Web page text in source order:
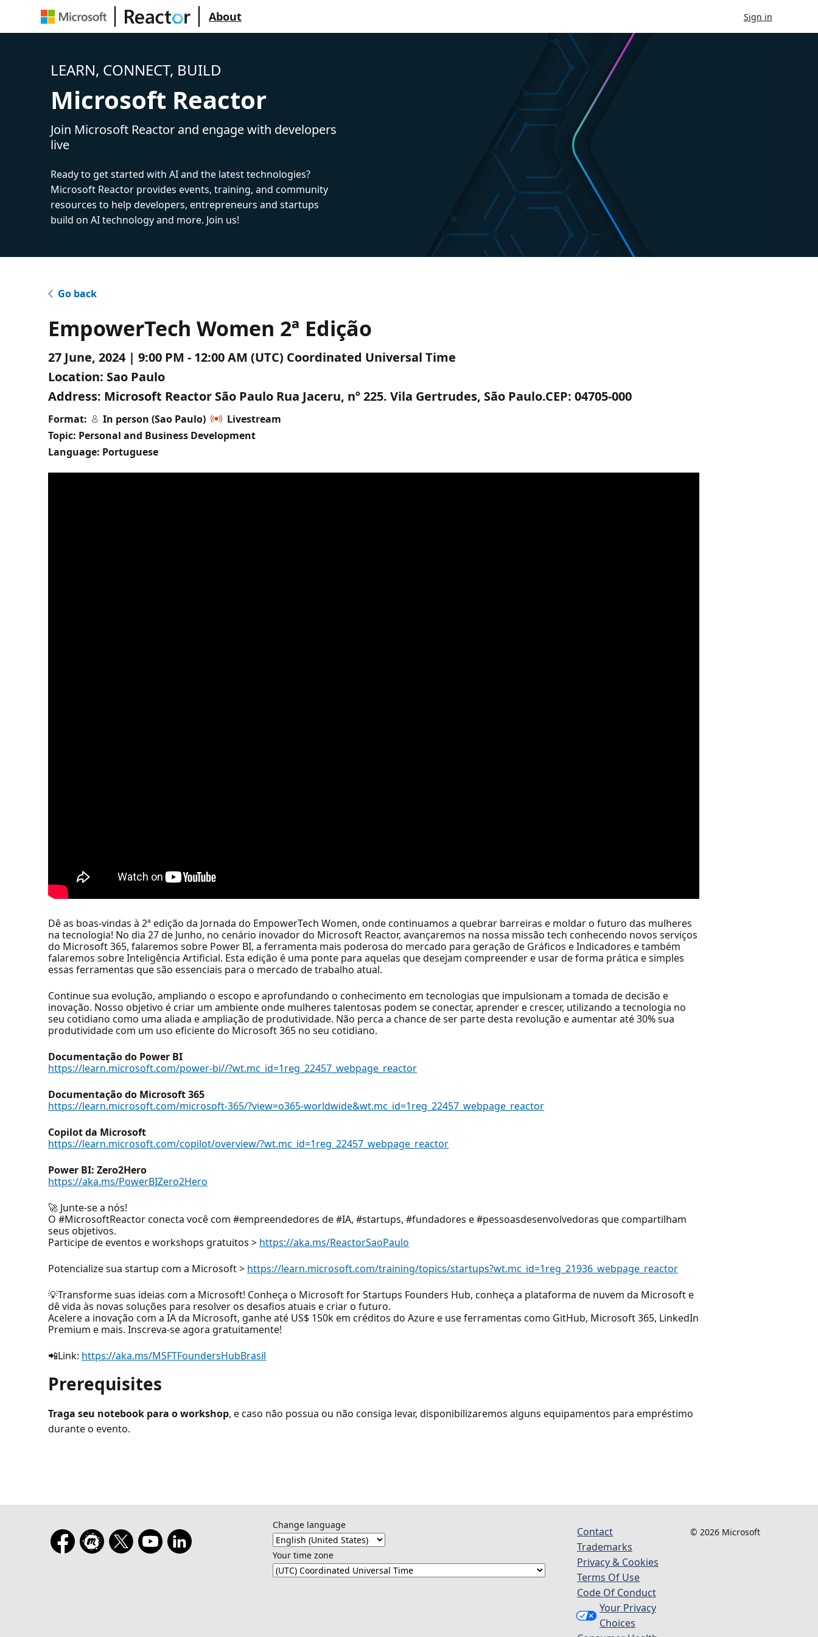
About Sign in
LEARN, CONNECT, BUILD
Microsoft Reactor
Join Microsoft Reactor and engage with developers
live
Ready to get started with AI and the latest technologies?
Microsoft Reactor provides events, training, and community
resources to help developers, entrepreneurs and startups
build on AI technology and more. Join us!
Go back
EmpowerTech Women 2ª Edição
27 June, 2024 | 9:00 PM - 12:00 AM (UTC) Coordinated Universal Time
Location: Sao Paulo
Address: Microsoft Reactor São Paulo Rua Jaceru, nº 225. Vila Gertrudes, São Paulo.CEP: 04705-000
Format: In person (Sao Paulo)
Livestream
Topic: Personal and Business Development
Language: Portuguese
Dê as boas-vindas à 2ª edição da Jornada do EmpowerTech Women, onde continuamos a quebrar barreiras e moldar o futuro das mulheres
na tecnologia! No dia 27 de Junho, no cenário inovador do Microsoft Reactor, avançaremos na nossa missão tech conhecendo novos serviços
do Microsoft 365, falaremos sobre Power BI, a ferramenta mais poderosa do mercado para geração de Gráficos e Indicadores e também
falaremos sobre Inteligência Artificial. Esta edição é uma ponte para aquelas que desejam compreender e usar de forma prática e simples
essas ferramentas que são essenciais para o mercado de trabalho atual.
Continue sua evolução, ampliando o escopo e aprofundando o conhecimento em tecnologias que impulsionam a tomada de decisão e
inovação. Nosso objetivo é criar um ambiente onde mulheres talentosas podem se conectar, aprender e crescer, utilizando a tecnologia no
seu cotidiano como uma aliada e ampliação de produtividade. Não perca a chance de ser parte desta revolução e aumentar até 30% sua
produtividade com um uso eficiente do Microsoft 365 no seu cotidiano.
Documentação do Power BI
https://learn.microsoft.com/power-bi//?wt.mc_id=1reg_22457_webpage_reactor
Documentação do Microsoft 365
https://learn.microsoft.com/microsoft-365/?view=o365-worldwide&wt.mc_id=1reg_22457_webpage_reactor
Copilot da Microsoft
https://learn.microsoft.com/copilot/overview/?wt.mc_id=1reg_22457_webpage_reactor
Power BI: Zero2Hero
https://aka.ms/PowerBIZero2Hero
🚀 Junte-se a nós!
O #MicrosoftReactor conecta você com #empreendedores de #IA, #startups, #fundadores e #pessoasdesenvolvedoras que compartilham
seus objetivos.
Participe de eventos e workshops gratuitos > https://aka.ms/ReactorSaoPaulo
Potencialize sua startup com a Microsoft > https://learn.microsoft.com/training/topics/startups?wt.mc_id=1reg_21936_webpage_reactor
💡Transforme suas ideias com a Microsoft! Conheça o Microsoft for Startups Founders Hub, conheça a plataforma de nuvem da Microsoft e
dê vida às novas soluções para resolver os desafios atuais e criar o futuro.
Acelere a inovação com a IA da Microsoft, ganhe até US$ 150k em créditos do Azure e use ferramentas como GitHub, Microsoft 365, LinkedIn
Premium e mais. Inscreva-se agora gratuitamente!
📲Link: https://aka.ms/MSFTFoundersHubBrasil
Prerequisites
Traga seu notebook para o workshop, e caso não possua ou não consiga levar, disponibilizaremos alguns equipamentos para empréstimo
durante o evento.
Change language
Your time zone
Contact
Trademarks
Privacy & Cookies
Terms Of Use
Code Of Conduct
Your Privacy
Choices
© 2026 Microsoft